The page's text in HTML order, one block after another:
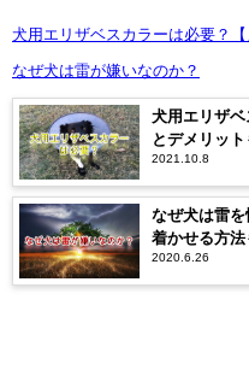
犬用エリザベスカラーは必要？
なぜ犬は雷が嫌いなのか？
犬用エリザ
とデメリット
2021.10.8
なぜ犬は雷
着かせる方法
2020.6.26